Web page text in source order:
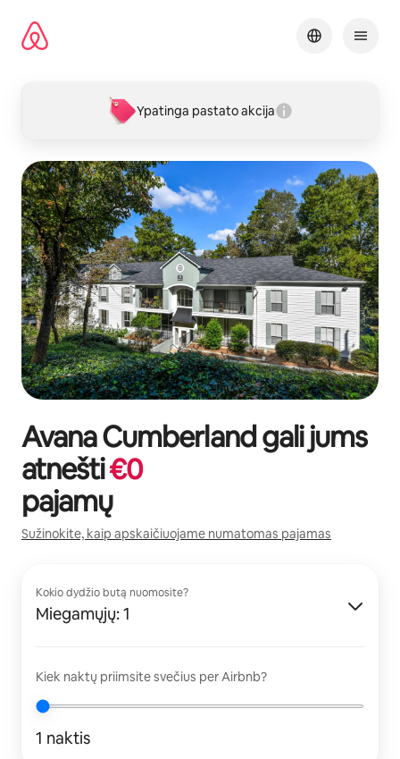
turinio
Ypatinga pastato akcija
Avana Cumberlandgali jums
atnešti€0
pajamų
Sužinokite, kaip apskaičiuojame numatomas pajamas
Kokio dydžio butą nuomosite?
Miegamųjų: 1
Kiek naktų priimsite svečius per Airbnb?
1 naktis